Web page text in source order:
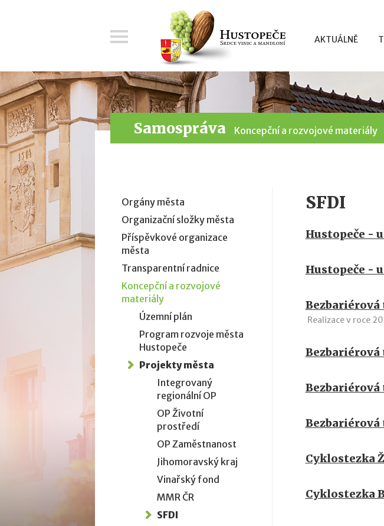
AKTUÁLNĚ
Samospráva Koncepční a rozvojové materiály
SFDI
Hustopeče -
Hustopeče -
Bezbariérová
Realizace v roce
Bezbariérová
Bezbariérová
Bezbariérová
Cyklostezka
Cyklostezka
Orgány města
Organizační složky města
Příspěvkové organizace
města
Transparentní radnice
Koncepční a rozvojové
materiály
Územní plán
Program rozvoje města
Hustopeče
Projekty města
Integrovaný
regionální OP
OP Životní
prostředí
OP Zaměstnanost
Jihomoravský kraj
Vinařský fond
MMR ČR
SFDI